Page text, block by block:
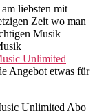
3
Monate
Gratis
testen
liebsten mit
Zeit wo man
Musik
Unlimited
Angebot etwas für
Unlimited Abo